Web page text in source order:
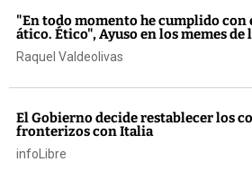
"En todo momento he cumplido con
ático. Ético", Ayuso en los memes de
Raquel Valdeolivas
El Gobierno decide restablecer los
fronterizos con Italia
infoLibre